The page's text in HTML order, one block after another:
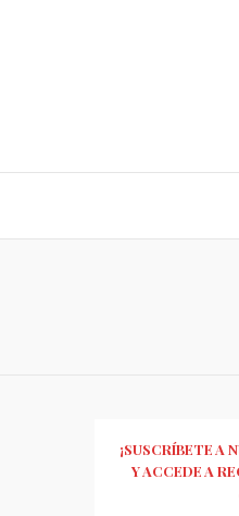
¡SUSCRÍBETE A
Y ACCEDE A